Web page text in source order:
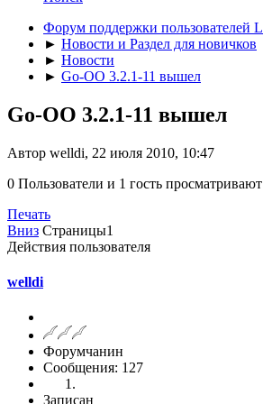
Форум поддержки пользователей
► Новости и Раздел для новичков
► Новости
► Go-OO 3.2.1-11 вышел
Go-OO 3.2.1-11 вышел
Автор welldi, 22 июля 2010, 10:47
0 Пользователи и 1 гость просматривают
Печать
Вниз Страницы1
Действия пользователя
welldi
Форумчанин
Сообщения: 127
Записан